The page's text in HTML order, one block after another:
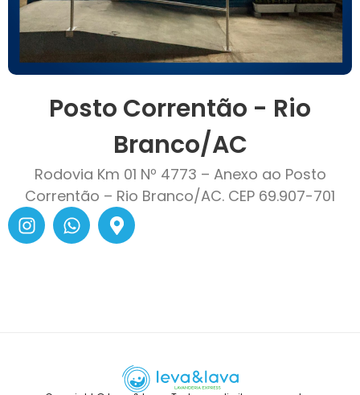
Posto Correntão - Rio
Branco/AC
Rodovia Km 01 Nº 4773 – Anexo ao Posto
Correntão – Rio Branco/AC. CEP 69.907-701